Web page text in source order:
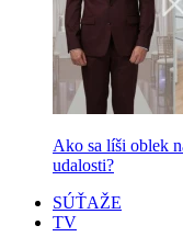
Ako sa líši oblek
udalosti?
SÚŤAŽE
TV